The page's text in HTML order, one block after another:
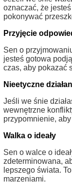
oznaczać, że
pokonywać
Przyjęcie
Sen o
jesteś gotowa
czas, aby pokazać
Nieetyczne
Jeśli we śnie
wewnętrzne
przypomnienie,
Walka o ideały
Sen o walce o
zdeterminowana,
lepszego świata.
marzeniami.